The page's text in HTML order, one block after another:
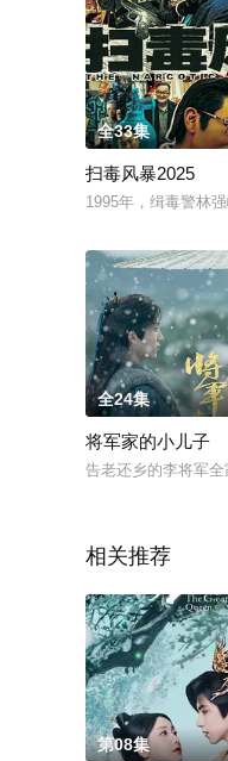
全33集
扫毒风暴2025
1995年，缉毒警林
全24集
将军家的小儿子
告老还乡的李将军
相关推荐
第08集